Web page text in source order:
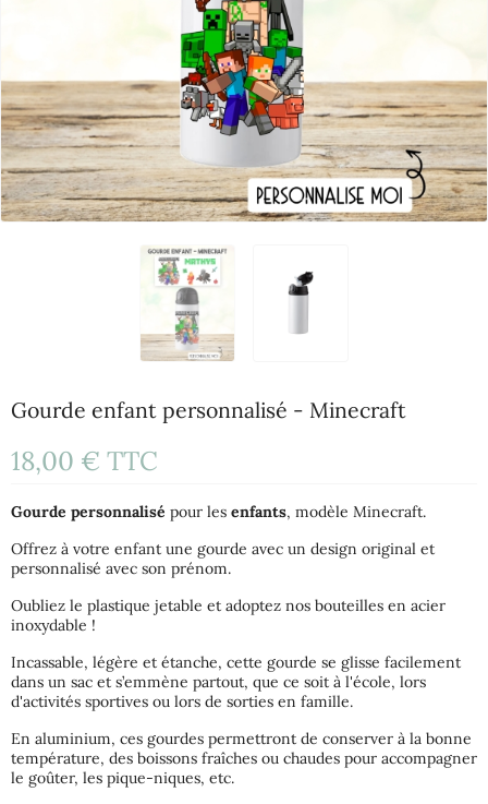
Gourde enfant personnalisé - Minecraft
18,00 € TTC
Gourde personnalisé pour les enfants, modèle Minecraft.
Offrez à votre enfant une gourde avec un design original et
personnalisé avec son prénom.
Oubliez le plastique jetable et adoptez nos bouteilles en acier
inoxydable !
Incassable, légère et étanche, cette gourde se glisse facilement
dans un sac et s’emmène partout, que ce soit à l'école, lors
d'activités sportives ou lors de sorties en famille.
En aluminium, ces gourdes permettront de conserver à la bonne
température, des boissons fraîches ou chaudes pour accompagner
le goûter, les pique-niques, etc.